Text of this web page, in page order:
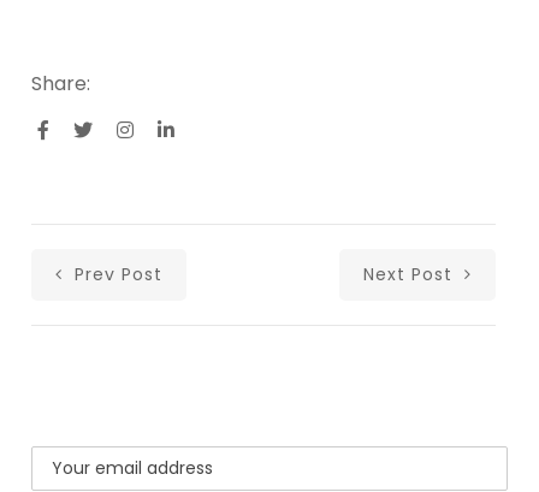
Share:
Prev Post Next Post